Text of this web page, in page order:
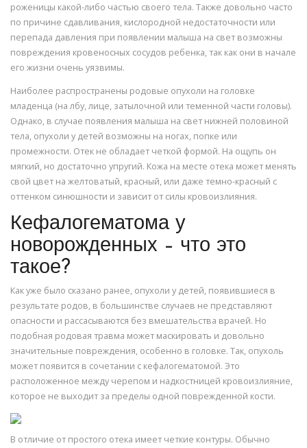
роженицы какой-либо частью своего тела. Также довольно часто
по причине сдавливания, кислородной недостаточности или
перепада давления при появлении малыша на свет возможны
повреждения кровеносных сосудов ребенка, так как они в начале
его жизни очень уязвимы.
Наиболее распространены родовые опухоли на головке
младенца (на лбу, лице, затылочной или теменной части головы).
Однако, в случае появления малыша на свет нижней половиной
тела, опухоли у детей возможны на ногах, попке или
промежности. Отек не обладает четкой формой. На ощупь он
мягкий, но достаточно упругий. Кожа на месте отека может менять
свой цвет на желтоватый, красный, или даже темно-красный с
оттенком синюшности и зависит от силы кровоизлияния.
Кефалогематома у
новорожденных – что это
такое?
Как уже было сказано ранее, опухоли у детей, появившиеся в
результате родов, в большинстве случаев не представляют
опасности и рассасываются без вмешательства врачей. Но
подобная родовая травма может маскировать и довольно
значительные повреждения, особенно в головке. Так, опухоль
может появится в сочетании с кефалогематомой. Это
расположенное между черепом и надкостницей кровоизлияние,
которое не выходит за пределы одной поврежденной кости.
В отличие от простого отека имеет четкие контуры. Обычно